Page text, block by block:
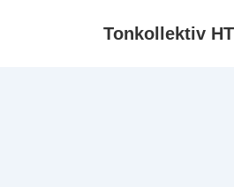
Tonkollektiv